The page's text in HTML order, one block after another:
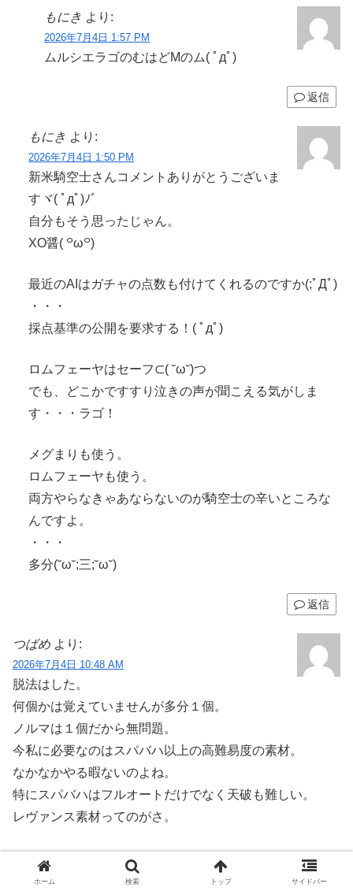
もにき より:
2026年7月4日 1:57 PM
ムルシエラゴのむはどMのム( ﾟдﾟ)
返信
もにき より:
2026年7月4日 1:50 PM
新米騎空士さんコメントありがとうございま
すヾ( ﾟдﾟ)ﾉ゛
自分もそう思ったじゃん。
XO醤( ꒪ω꒪)
最近のAIはガチャの点数も付けてくれるのですか(;ﾟДﾟ)
・・・
採点基準の公開を要求する！( ﾟдﾟ)
ロムフェーヤはセーフ⊂( ˘ω˘)つ
でも、どこかですすり泣きの声が聞こえる気がしま
す・・・ラゴ！
メグまりも使う。
ロムフェーヤも使う。
両方やらなきゃあならないのが騎空士の辛いところな
んですよ。
・・・
多分(˘ω˘;三;˘ω˘)
返信
つばめ より:
2026年7月4日 10:48 AM
脱法はした。
何個かは覚えていませんが多分１個。
ノルマは１個だから無問題。
今私に必要なのはスパバハ以上の高難易度の素材。
なかなかやる暇ないのよね。
特にスパバハはフルオートだけでなく天破も難しい。
レヴァンス素材ってのがさ。
なのでヒヒイロ以外をどうするかを考える必要があるな。
と、今思ったところです。
ホーム 検索 トップ サイドバー